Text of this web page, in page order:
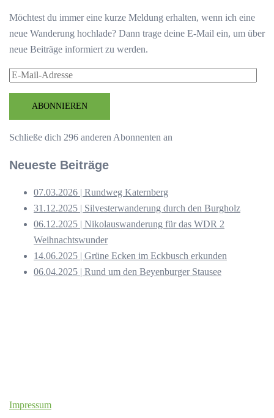
Möchtest du immer eine kurze Meldung erhalten, wenn ich eine
neue Wanderung hochlade? Dann trage deine E-Mail ein, um über
neue Beiträge informiert zu werden.
E-
AdresseABONNIEREN
Schließe dich 296 anderen Abonnenten an
Neueste Beiträge
07.03.2026 | Rundweg Katernberg
31.12.2025 | Silvesterwanderung durch den Burgholz
06.12.2025 | Nikolauswanderung für das WDR 2
Weihnachtswunder
14.06.2025 | Grüne Ecken im Eckbusch erkunden
06.04.2025 | Rund um den Beyenburger Stausee
Impressum